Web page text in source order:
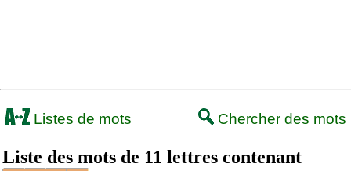
Listes de mots Chercher des mots
Liste des mots de 11 lettres contenant